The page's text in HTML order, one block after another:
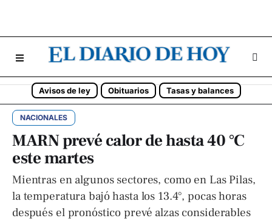
Avisos de ley Obituarios Tasas y balances
NACIONALES
MARN prevé calor de hasta 40 °C
este martes
Mientras en algunos sectores, como en Las Pilas,
la temperatura bajó hasta los 13.4°, pocas horas
después el pronóstico prevé alzas considerables